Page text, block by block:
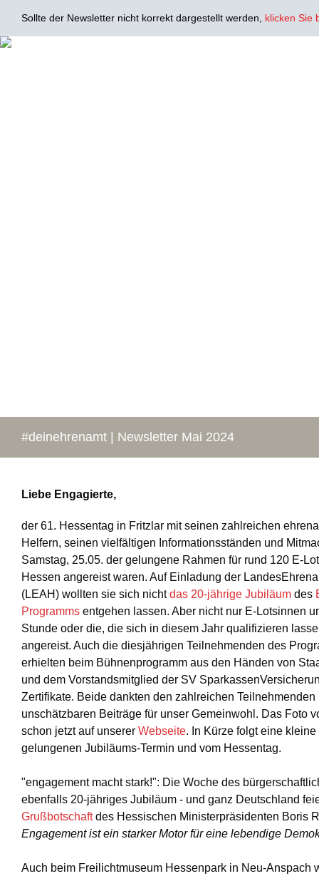
Sollte der Newsletter nicht korrekt dargestellt werden, klicken Sie
#deinehrenamt | Newsletter Mai 2024
Liebe Engagierte,
der 61. Hessentag in Fritzlar mit seinen zahlreichen
Helfern, seinen vielfältigen Informationsständen und
Samstag, 25.05. der gelungene Rahmen für rund 120 E-
Hessen angereist waren. Auf Einladung der
(LEAH) wollten sie sich nichtdas 20-jährige Jubiläum des
Programms entgehen lassen. Aber nicht nur E-Lotsinnen
Stunde oder die, die sich in diesem Jahr qualifizieren
angereist. Auch die diesjährigen Teilnehmenden des
erhielten beim Bühnenprogramm aus den Händen von
und dem Vorstandsmitglied der SV
Zertifikate. Beide dankten den zahlreichen
unschätzbaren Beiträge für unser Gemeinwohl. Das Foto
schon jetzt auf unserer Webseite. In Kürze folgt eine
gelungenen Jubiläums-Termin und vom Hessentag.
"engagement macht stark!": Die Woche des
ebenfalls 20-jähriges Jubiläum - und ganz Deutschland
Grußbotschaftdes Hessischen Ministerpräsidenten Boris
Engagement ist ein starker Motor für eine lebendige
Auch beim Freilichtmuseum Hessenpark in Neu-Anspach